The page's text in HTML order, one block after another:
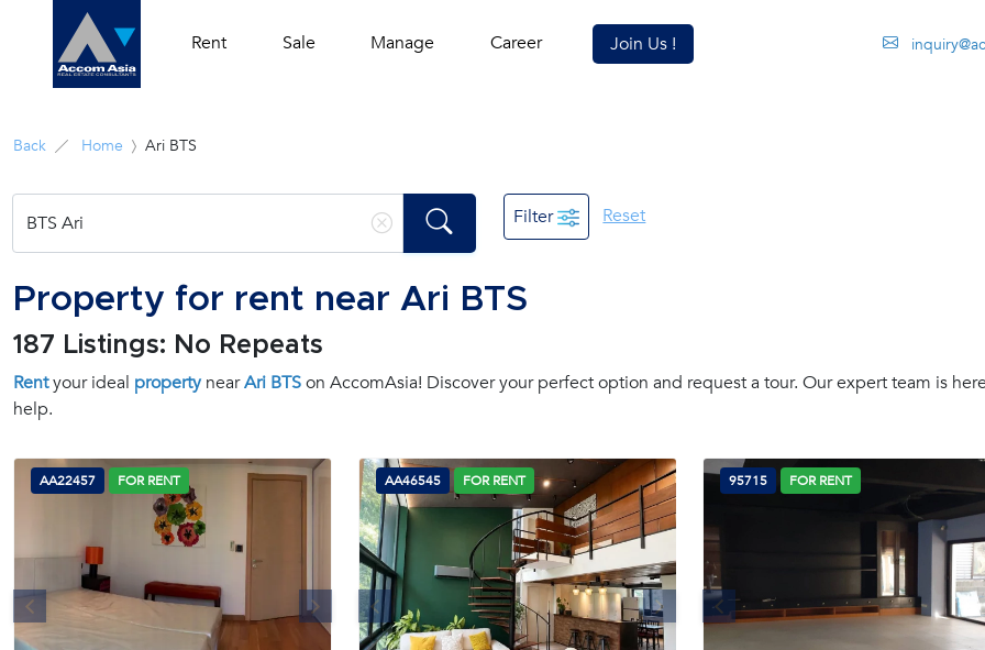
Rent Sale Manage Career Join Us !
Back Home Ari BTS
Filter Reset
Property for rent near Ari BTS
187 Listings: No Repeats
Rentyour ideal propertynearAri BTSon AccomAsia! Discover your perfect option and request a tour. Our expert team is
help.
AA22457 FOR RENT
Previous Next
AA46545 FOR RENT
Previous Next
95715 FOR RENT